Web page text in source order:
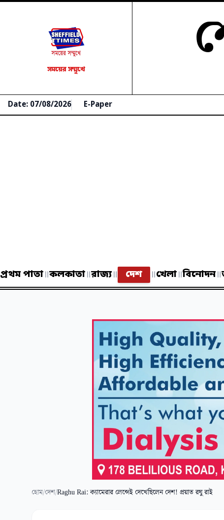
সময়ের সম্মুখে
Date: 07/08/2026 E-Paper
প্রথম পাতা॥কলকাতা॥রাজ্য॥ দেশ ॥খেলা॥বিনোদন॥
হোম/দেশ/Raghu Rai: ক্যামেরার লেন্সেই দেখেছিলেন দেশ! প্রয়াত রঘু রাই